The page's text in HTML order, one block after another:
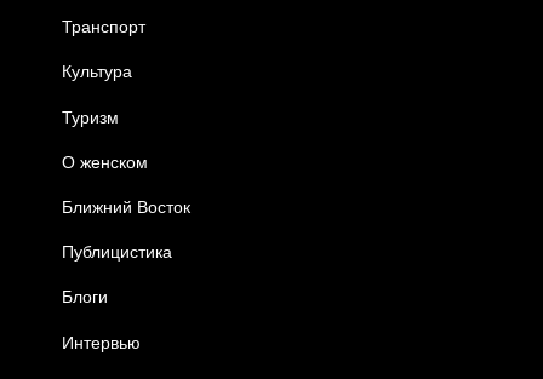
Транспорт
Культура
Туризм
О женском
Ближний Восток
Публицистика
Блоги
Интервью